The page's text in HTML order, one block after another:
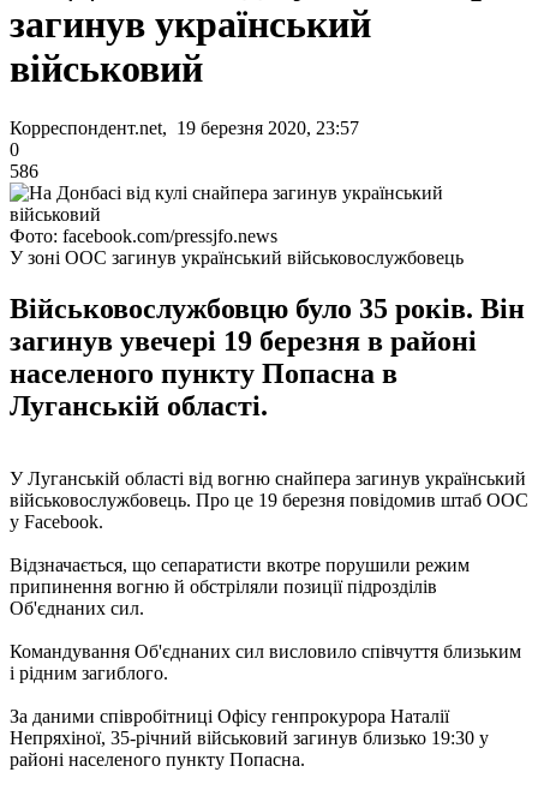
загинув український
військовий
Корреспондент.net, 19 березня 2020, 23:57
0
586
Фото: facebook.com/pressjfo.news
У зоні ООС загинув український військовослужбовець
Військовослужбовцю було 35 років. Він
загинув увечері 19 березня в районі
населеного пункту Попасна в
Луганській області.
У Луганській області від вогню снайпера загинув український
військовослужбовець. Про це 19 березня повідомив штаб ООС
у Facebook.
Відзначається, що сепаратисти вкотре порушили режим
припинення вогню й обстріляли позиції підрозділів
Об'єднаних сил.
Командування Об'єднаних сил висловило співчуття близьким
і рідним загиблого.
За даними співробітниці Офісу генпрокурора Наталії
Непряхіної, 35-річний військовий загинув близько 19:30 у
районі населеного пункту Попасна.